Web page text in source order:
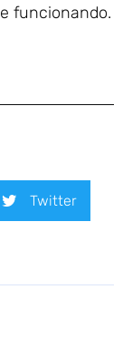
funcionando.
Twitter